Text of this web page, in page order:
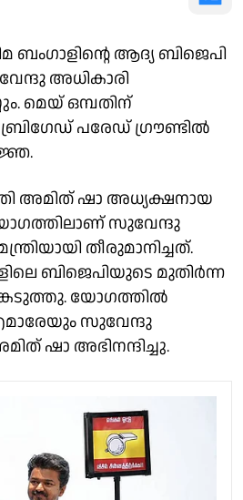
ആദ്യ ബിജെപി
അധികാരി
മെയ് ഒമ്പതിന്
പരേഡ് ഗ്രൗണ്ടില്‍
അമിത് ഷാ അധ്യക്ഷനായ
സുവേന്ദു
തീരുമാനിച്ചത്.
ബിജെപിയുടെ മുതിര്‍ന്ന
യോഗത്തില്‍
സുവേന്ദു
ഷാ അഭിനന്ദിച്ചു.